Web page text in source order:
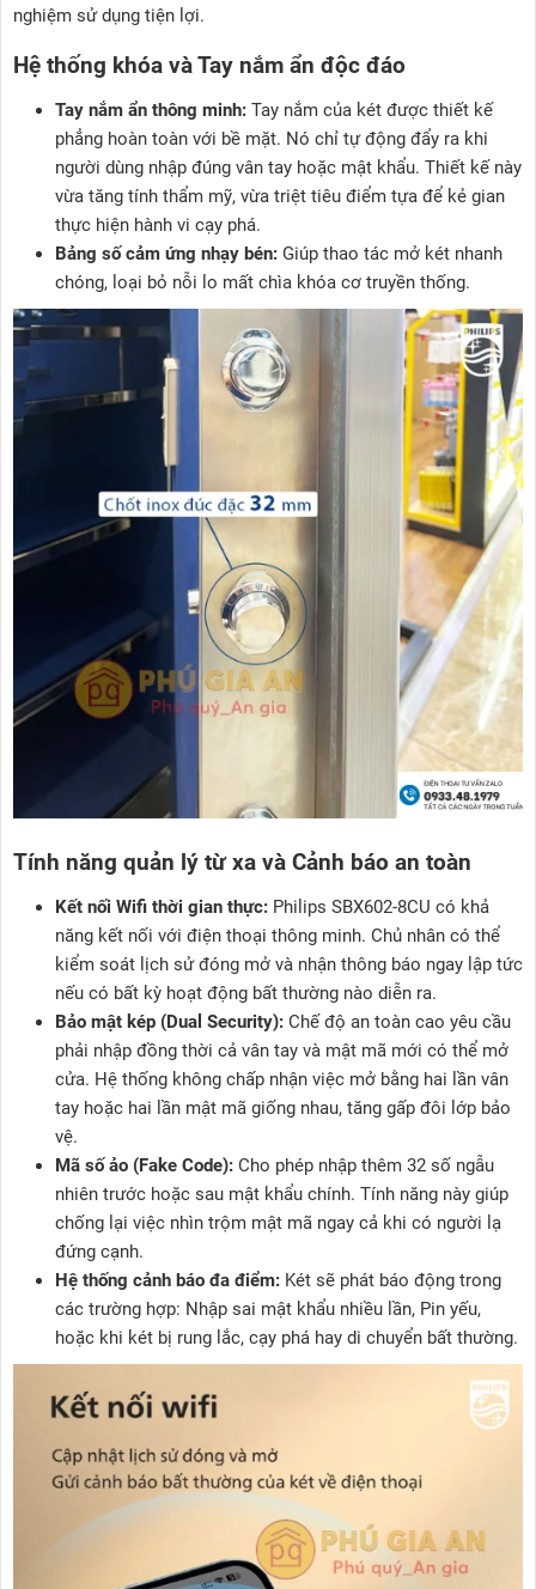
nghiệm sử dụng tiện lợi.
Hệ thống khóa và Tay nắm ẩn độc đáo
Tay nắm ẩn thông minh: Tay nắm của két được thiết kế
phẳng hoàn toàn với bề mặt. Nó chỉ tự động đẩy ra khi
người dùng nhập đúng vân tay hoặc mật khẩu. Thiết kế này
vừa tăng tính thẩm mỹ, vừa triệt tiêu điểm tựa để kẻ gian
thực hiện hành vi cạy phá.
Bảng số cảm ứng nhạy bén: Giúp thao tác mở két nhanh
chóng, loại bỏ nỗi lo mất chìa khóa cơ truyền thống.
Tính năng quản lý từ xa và Cảnh báo an toàn
Kết nối Wifi thời gian thực: Philips SBX602-8CU có khả
năng kết nối với điện thoại thông minh. Chủ nhân có thể
kiểm soát lịch sử đóng mở và nhận thông báo ngay lập tức
nếu có bất kỳ hoạt động bất thường nào diễn ra.
Bảo mật kép (Dual Security): Chế độ an toàn cao yêu cầu
phải nhập đồng thời cả vân tay và mật mã mới có thể mở
cửa. Hệ thống không chấp nhận việc mở bằng hai lần vân
tay hoặc hai lần mật mã giống nhau, tăng gấp đôi lớp bảo
vệ.
Mã số ảo (Fake Code): Cho phép nhập thêm 32 số ngẫu
nhiên trước hoặc sau mật khẩu chính. Tính năng này giúp
chống lại việc nhìn trộm mật mã ngay cả khi có người lạ
đứng cạnh.
Hệ thống cảnh báo đa điểm: Két sẽ phát báo động trong
các trường hợp: Nhập sai mật khẩu nhiều lần, Pin yếu,
hoặc khi két bị rung lắc, cạy phá hay di chuyển bất thường.